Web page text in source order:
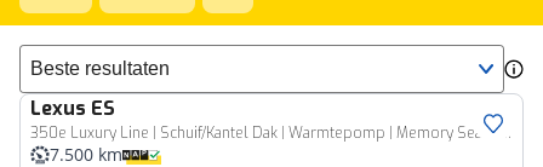
Sorteer resultaten
Lexus ES
350e Luxury Line | Schuif/Kantel Dak | Warmtepomp | Memory Seats | Verwarmde En Geventileerde Stolen | Demo
7.500 km